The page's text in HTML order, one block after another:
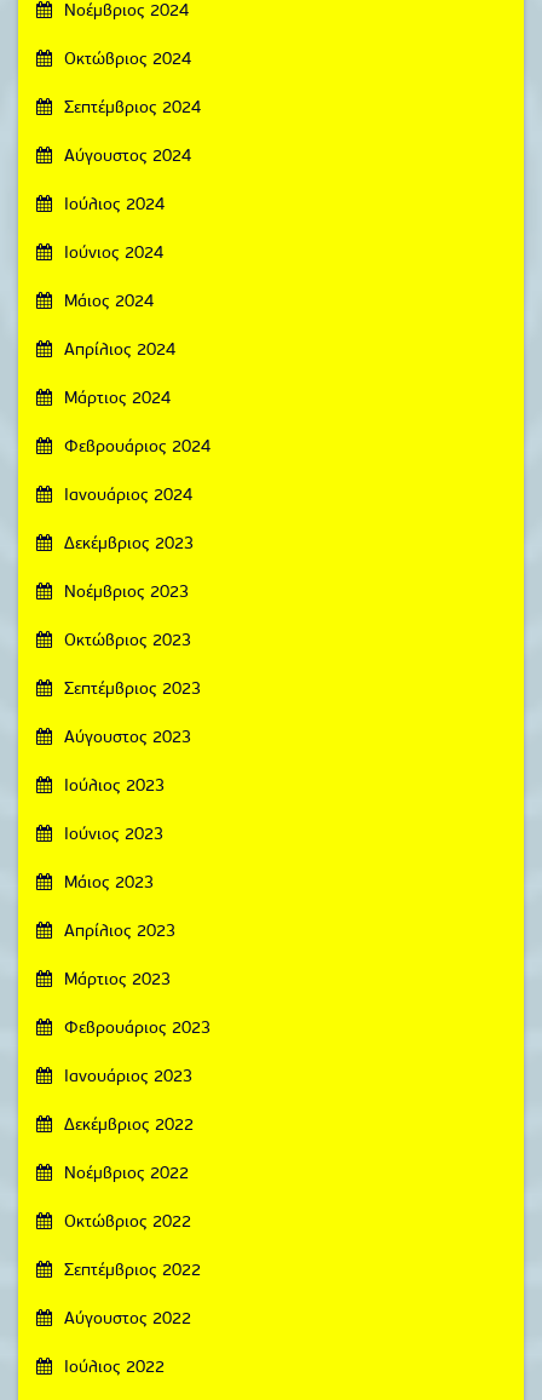
Νοέμβριος 2024
Οκτώβριος 2024
Σεπτέμβριος 2024
Αύγουστος 2024
Ιούλιος 2024
Ιούνιος 2024
Μάιος 2024
Απρίλιος 2024
Μάρτιος 2024
Φεβρουάριος 2024
Ιανουάριος 2024
Δεκέμβριος 2023
Νοέμβριος 2023
Οκτώβριος 2023
Σεπτέμβριος 2023
Αύγουστος 2023
Ιούλιος 2023
Ιούνιος 2023
Μάιος 2023
Απρίλιος 2023
Μάρτιος 2023
Φεβρουάριος 2023
Ιανουάριος 2023
Δεκέμβριος 2022
Νοέμβριος 2022
Οκτώβριος 2022
Σεπτέμβριος 2022
Αύγουστος 2022
Ιούλιος 2022